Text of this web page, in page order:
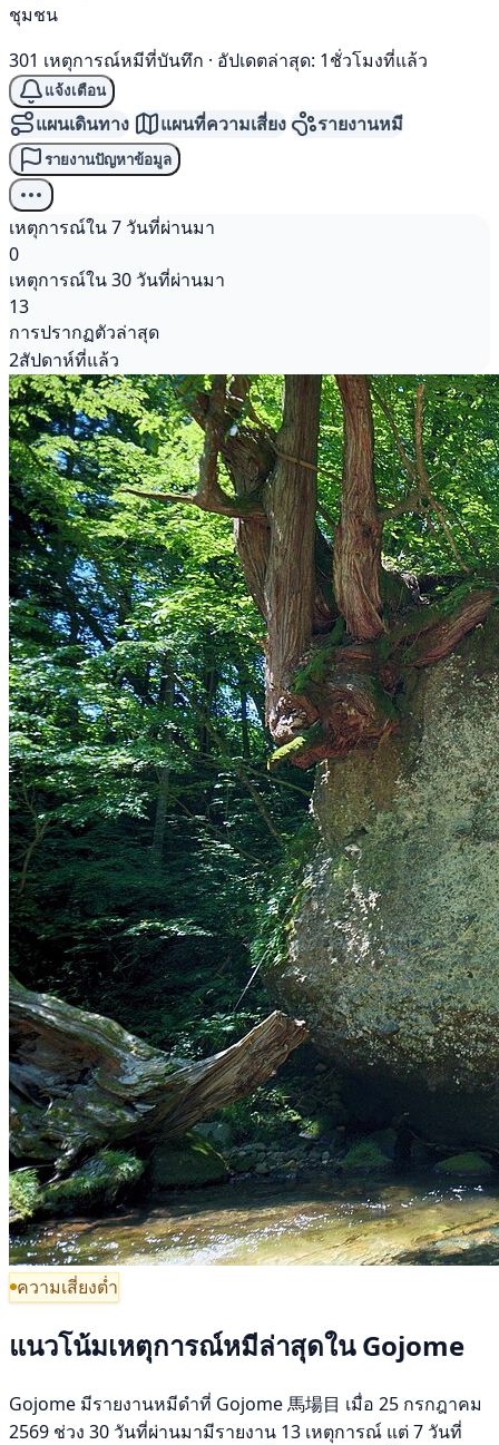
ชุมชน
301 เหตุการณ์หมีที่บันทึก · อัปเดตล่าสุด: 1ชั่วโมงที่แล้ว
แจ้งเตือน
แผนเดินทาง แผนที่ความเสี่ยง รายงานหมี
รายงานปัญหาข้อมูล
เหตุการณ์ใน 7 วันที่ผ่านมา
0
เหตุการณ์ใน 30 วันที่ผ่านมา
13
การปรากฏตัวล่าสุด
2สัปดาห์ที่แล้ว
ความเสี่ยงต่ำ
แนวโน้มเหตุการณ์หมีล่าสุดใน Gojome
Gojome มีรายงานหมีดำที่ Gojome 馬場目 เมื่อ 25 กรกฎาคม
2569 ช่วง 30 วันที่ผ่านมามีรายงาน 13 เหตุการณ์ แต่ 7 วันที่